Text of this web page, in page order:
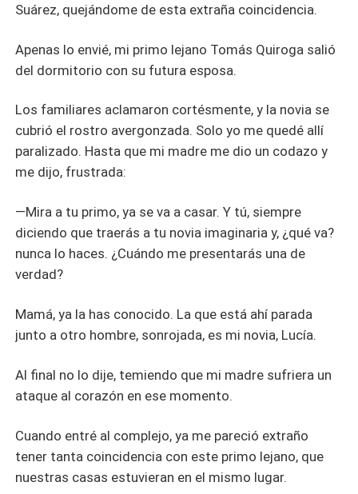
Suárez, quejándome de esta extraña coincidencia.
Apenas lo envié, mi primo lejano Tomás Quiroga salió
del dormitorio con su futura esposa.
Los familiares aclamaron cortésmente, y la novia se
cubrió el rostro avergonzada. Solo yo me quedé allí
paralizado. Hasta que mi madre me dio un codazo y
me dijo, frustrada:
—Mira a tu primo, ya se va a casar. Y tú, siempre
diciendo que traerás a tu novia imaginaria y, ¿qué va?
nunca lo haces. ¿Cuándo me presentarás una de
verdad?
Mamá, ya la has conocido. La que está ahí parada
junto a otro hombre, sonrojada, es mi novia, Lucía.
Al final no lo dije, temiendo que mi madre sufriera un
ataque al corazón en ese momento.
Cuando entré al complejo, ya me pareció extraño
tener tanta coincidencia con este primo lejano, que
nuestras casas estuvieran en el mismo lugar.